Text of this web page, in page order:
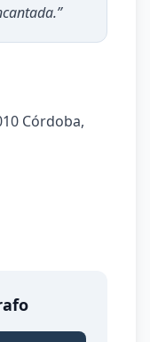
”
Córdoba,